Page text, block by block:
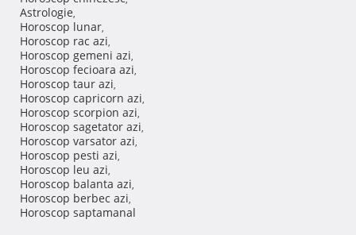
Astrologie,
Horoscop lunar,
Horoscop rac azi,
Horoscop gemeni azi,
Horoscop fecioara azi,
Horoscop taur azi,
Horoscop capricorn azi,
Horoscop scorpion azi,
Horoscop sagetator azi,
Horoscop varsator azi,
Horoscop pesti azi,
Horoscop leu azi,
Horoscop balanta azi,
Horoscop berbec azi,
Horoscop saptamanal